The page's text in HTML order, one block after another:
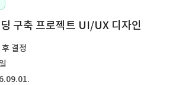
구축 프로젝트 UI/UX 디자인
결정